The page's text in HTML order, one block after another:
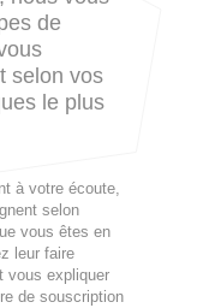
de
selon vos
le plus
à votre écoute,
selon
vous êtes en
leur faire
vous expliquer
de souscription